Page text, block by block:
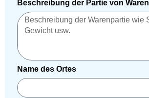
Beschreibung der Partie von Waren
Name des Ortes